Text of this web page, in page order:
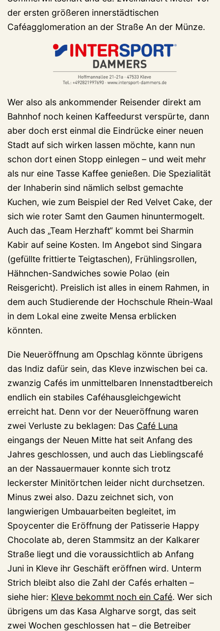
der ersten größeren innerstädtischen
Caféagglomeration an der Straße An der Münze.
Wer also als ankommender Reisender direkt am
Bahnhof noch keinen Kaffeedurst verspürte, dann
aber doch erst einmal die Eindrücke einer neuen
Stadt auf sich wirken lassen möchte, kann nun
schon dort einen Stopp einlegen – und weit mehr
als nur eine Tasse Kaffee genießen. Die Spezialität
der Inhaberin sind nämlich selbst gemachte
Kuchen, wie zum Beispiel der Red Velvet Cake, der
sich wie roter Samt den Gaumen hinuntermogelt.
Auch das „Team Herzhaft“ kommt bei Sharmin
Kabir auf seine Kosten. Im Angebot sind Singara
(gefüllte frittierte Teigtaschen), Frühlingsrollen,
Hähnchen-Sandwiches sowie Polao (ein
Reisgericht). Preislich ist alles in einem Rahmen, in
dem auch Studierende der Hochschule Rhein-Waal
in dem Lokal eine zweite Mensa erblicken
könnten.
Die Neueröffnung am Opschlag könnte übrigens
das Indiz dafür sein, das Kleve inzwischen bei ca.
zwanzig Cafés im unmittelbaren Innenstadtbereich
endlich ein stabiles Caféhausgleichgewicht
erreicht hat. Denn vor der Neueröffnung waren
zwei Verluste zu beklagen: Das Café Luna
eingangs der Neuen Mitte hat seit Anfang des
Jahres geschlossen, und auch das Lieblingscafé
an der Nassauermauer konnte sich trotz
leckerster Minitörtchen leider nicht durchsetzen.
Minus zwei also. Dazu zeichnet sich, von
langwierigen Umbauarbeiten begleitet, im
Spoycenter die Eröffnung der Patisserie Happy
Chocolate ab, deren Stammsitz an der Kalkarer
Straße liegt und die voraussichtlich ab Anfang
Juni in Kleve ihr Geschäft eröffnen wird. Unterm
Strich bleibt also die Zahl der Cafés erhalten –
siehe hier: Kleve bekommt noch ein Café. Wer sich
übrigens um das Kasa Algharve sorgt, das seit
zwei Wochen geschlossen hat – die Betreiber